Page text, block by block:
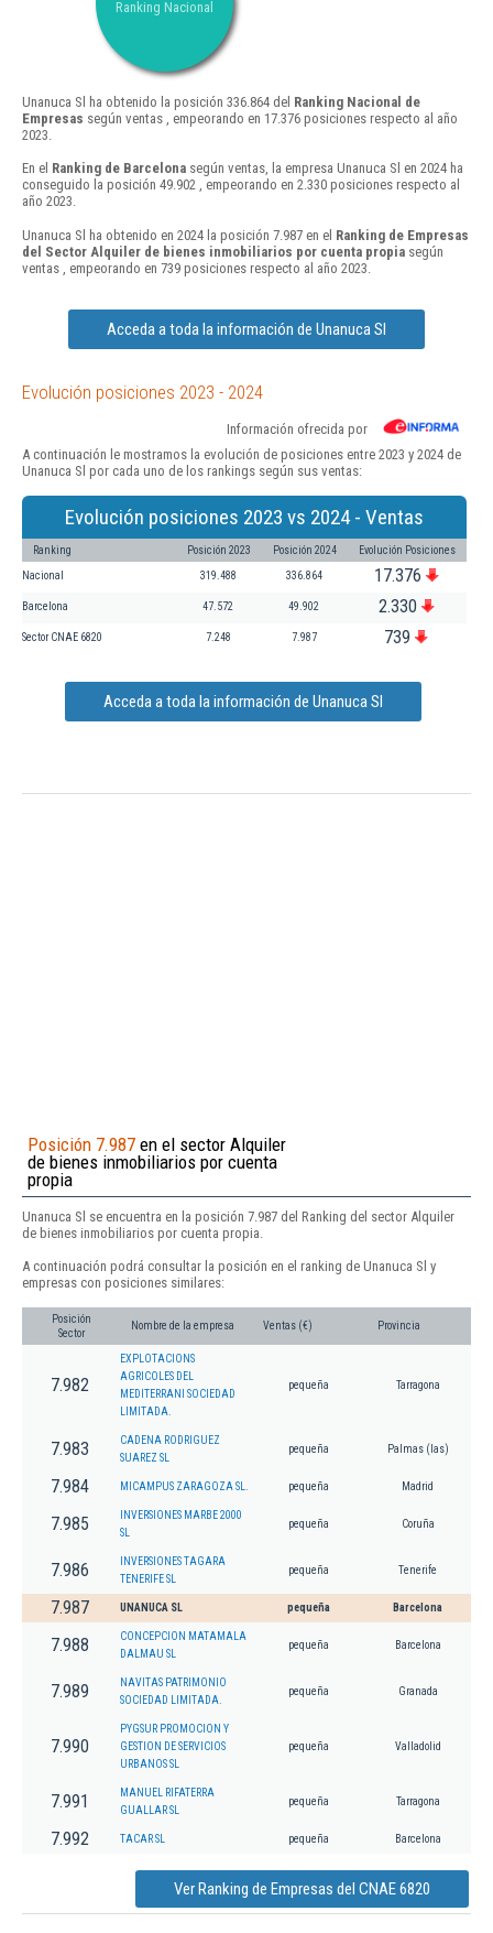
Ranking Nacional
Unanuca Sl ha obtenido la posición 336.864 del Ranking Nacional de
Empresas según ventas , empeorando en 17.376 posiciones respecto al año
2023.
En el Ranking de Barcelona según ventas, la empresa Unanuca Sl en 2024 ha
conseguido la posición 49.902 , empeorando en 2.330 posiciones respecto al
año 2023.
Unanuca Sl ha obtenido en 2024 la posición 7.987 en el Ranking de Empresas
del Sector Alquiler de bienes inmobiliarios por cuenta propia según
ventas , empeorando en 739 posiciones respecto al año 2023.
Acceda a toda la información de Unanuca Sl
Evolución posiciones 2023 - 2024
Información ofrecida por
A continuación le mostramos la evolución de posiciones entre 2023 y 2024 de
Unanuca Sl por cada uno de los rankings según sus ventas:
Evolución posiciones 2023 vs 2024 - Ventas
Ranking Posición 2023 Posición 2024 Evolución Posiciones
Nacional 319.488 336.864 17.376
Barcelona 47.572 49.902 2.330
Sector CNAE 6820 7.248 7.987 739
Acceda a toda la información de Unanuca Sl
Posición 7.987 en el sector Alquiler
de bienes inmobiliarios por cuenta
propia
Unanuca Sl se encuentra en la posición 7.987 del Ranking del sector Alquiler
de bienes inmobiliarios por cuenta propia.
A continuación podrá consultar la posición en el ranking de Unanuca Sl y
empresas con posiciones similares:
Posición
Sector
Nombre de la empresa Ventas (€) Provincia
7.982
EXPLOTACIONS
AGRICOLES DEL
MEDITERRANI SOCIEDAD
LIMITADA.
pequeña Tarragona
7.983
CADENA RODRIGUEZ
SUAREZ SL
pequeña Palmas (las)
7.984 MICAMPUS ZARAGOZA SL. pequeña Madrid
7.985
INVERSIONES MARBE 2000
SL
pequeña Coruña
7.986
INVERSIONES TAGARA
TENERIFE SL
pequeña Tenerife
7.987 UNANUCA SL pequeña Barcelona
7.988
CONCEPCION MATAMALA
DALMAU SL
pequeña Barcelona
7.989
NAVITAS PATRIMONIO
SOCIEDAD LIMITADA.
pequeña Granada
7.990
PYGSUR PROMOCION Y
GESTION DE SERVICIOS
URBANOS SL
pequeña Valladolid
7.991
MANUEL RIFATERRA
GUALLAR SL
pequeña Tarragona
7.992 TACAR SL pequeña Barcelona
Ver Ranking de Empresas del CNAE 6820